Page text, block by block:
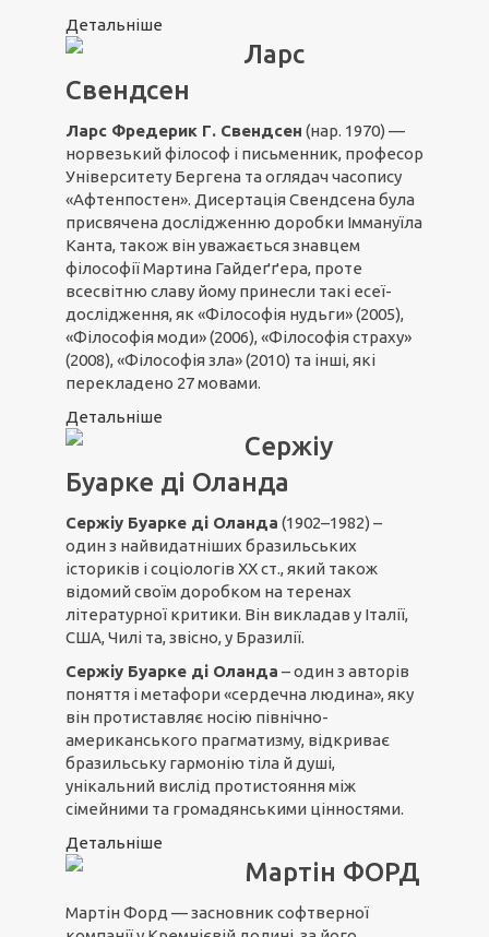
Детальніше
Ларс
Свендсен
Ларс Фредерик Г. Свендсен (нар. 1970) —
норвезький філософ і письменник, професор
Університету Бергена та оглядач часопису
«Афтенпостен». Дисертація Свендсена була
присвячена дослідженню доробки Іммануїла
Канта, також він уважається знавцем
філософії Мартина Гайдеґґера, проте
всесвітню славу йому принесли такі есеї-
дослідження, як «Філософія нудьги» (2005),
«Філософія моди» (2006), «Філософія страху»
(2008), «Філософія зла» (2010) та інші, які
перекладено 27 мовами.
Детальніше
Сержіу
Буарке ді Оланда
Сержіу Буарке ді Оланда (1902–1982) –
один з найвидатніших бразильських
істориків і соціологів ХХ ст., який також
відомий своїм доробком на теренах
літературної критики. Він викладав у Італії,
США, Чилі та, звісно, у Бразилії.
Сержіу Буарке ді Оланда – один з авторів
поняття і метафори «сердечна людина», яку
він протиставляє носію північно-
американського прагматизму, відкриває
бразильську гармонію тіла й душі,
унікальний вислід протистояння між
сімейними та громадянськими цінностями.
Детальніше
Мартін ФОРД
Мартін Форд — засновник софтверної